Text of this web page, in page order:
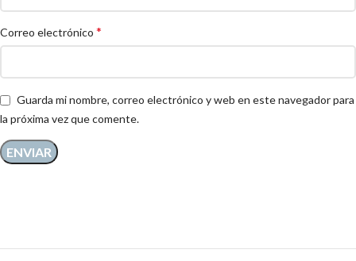
Correo electrónico *
Guarda mi nombre, correo electrónico y web en este navegador para
la próxima vez que comente.